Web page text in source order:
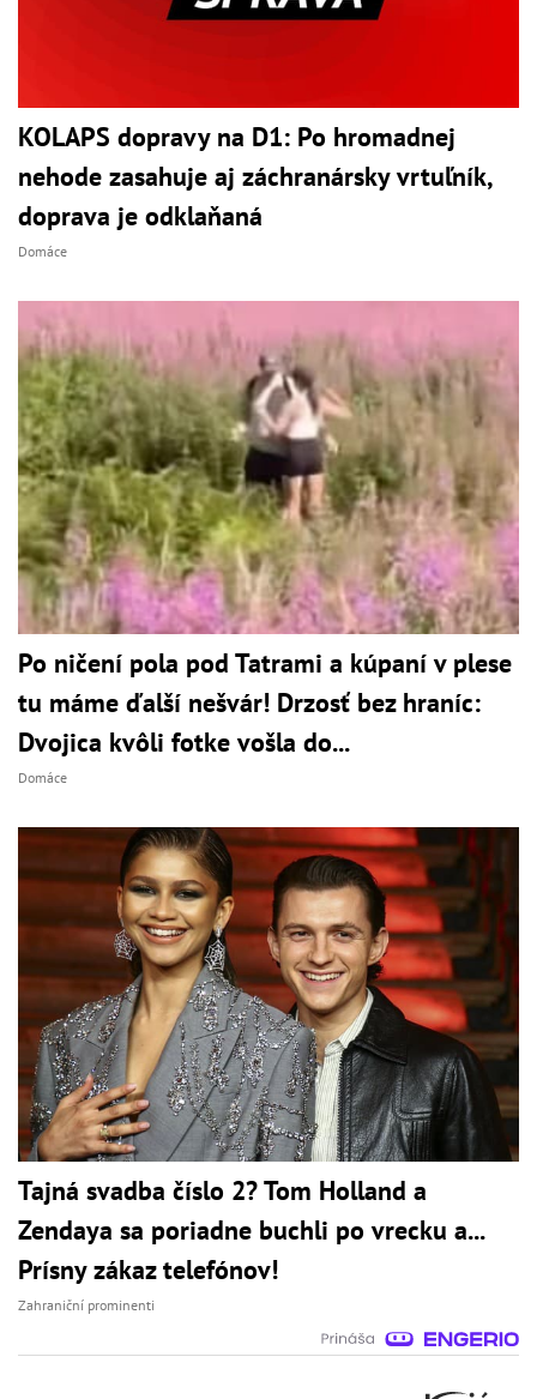
KOLAPS dopravy na D1: Po hromadnej
nehode zasahuje aj záchranársky vrtuľník,
doprava je odklaňaná
Domáce
Po ničení pola pod Tatrami a kúpaní v plese
tu máme ďalší nešvár! Drzosť bez hraníc:
Dvojica kvôli fotke vošla do...
Domáce
Tajná svadba číslo 2? Tom Holland a
Zendaya sa poriadne buchli po vrecku a...
Prísny zákaz telefónov!
Zahraniční prominenti